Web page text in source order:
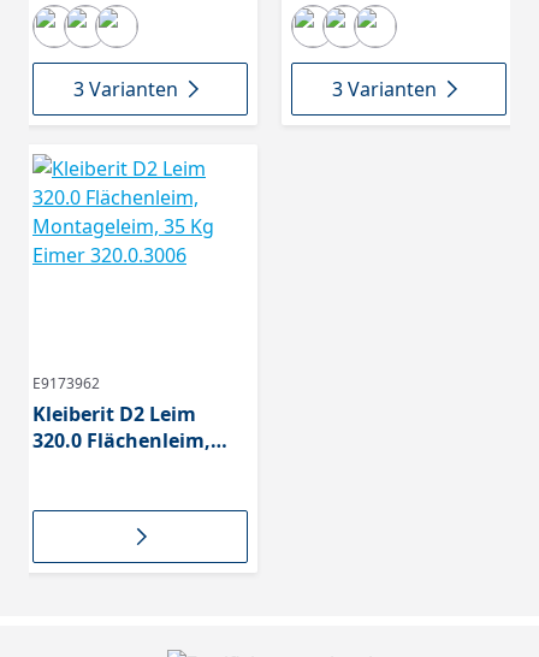
3 Varianten 3 Varianten
E9173962
Kleiberit D2 Leim
320.0 Flächenleim,